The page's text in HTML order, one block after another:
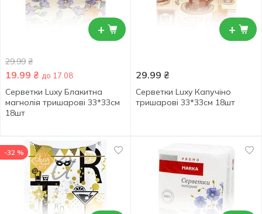
+
29.99 ₴
19.99 ₴ до 17.08
Серветки Luxy Блакитна
магнолія тришарові 33*33см
18шт
+
29.99 ₴
Серветки Luxy Капучіно
тришарові 33*33см 18шт
-32 %